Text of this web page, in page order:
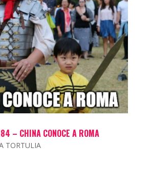
– CHINA CONOCE A ROMA
TORTULIA